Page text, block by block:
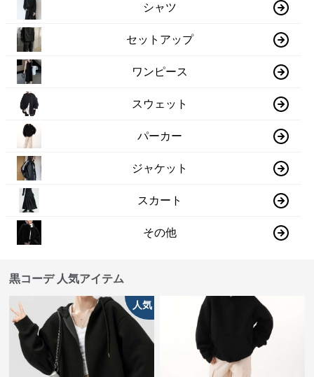
シャツ
セットアップ
ワンピース
スウェット
パーカー
ジャケット
スカート
その他
黒コーデ 人気アイテム
人気